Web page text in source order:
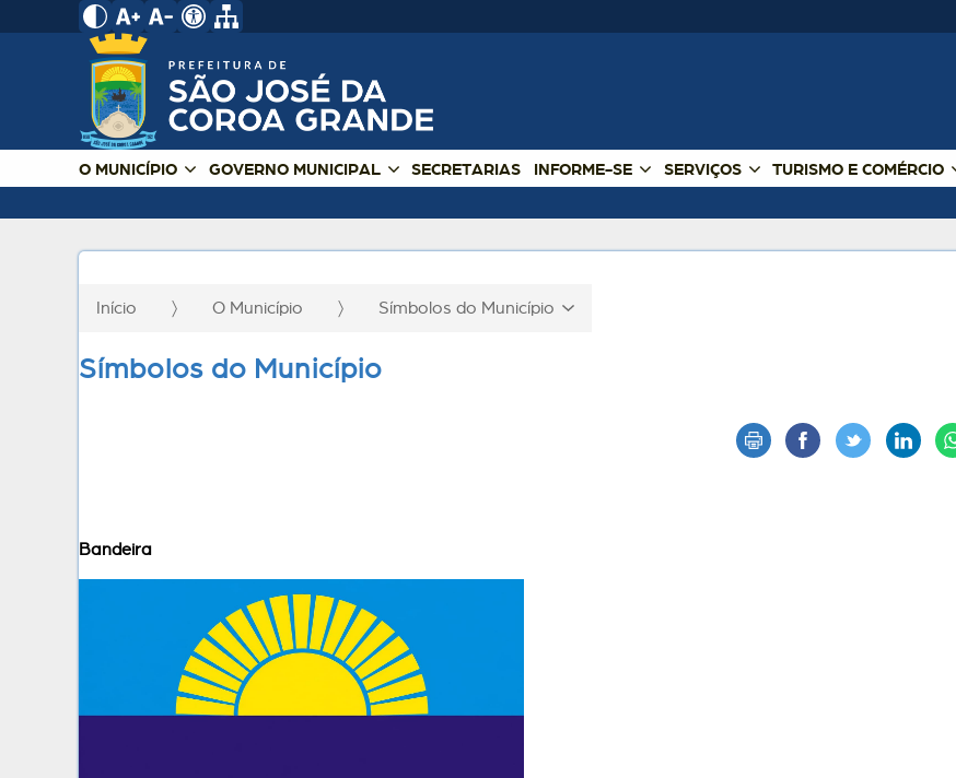
O MUNICÍPIO GOVERNO MUNICIPAL SECRETARIAS INFORME-SE SERVIÇOS TURISMO E COMÉRCIO
Início O Município Símbolos do Município
Símbolos do Município
Bandeira